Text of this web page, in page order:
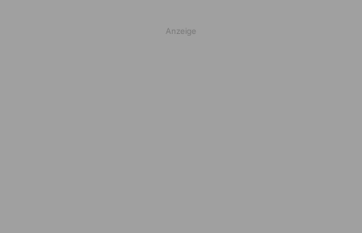
Anzeige